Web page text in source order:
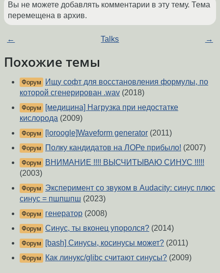
Вы не можете добавлять комментарии в эту тему. Тема
перемещена в архив.
← Talks →
Похожие темы
Форум
Ищу софт для восстановления формулы, по
которой сгенерирован .wav (2018)
Форум
[медицина] Нагрузка при недостатке
кислорода (2009)
Форум [loroogle]Waveform generator (2011)
Форум Полку кандидатов на ЛОРе прибыло! (2007)
Форум
ВНИМАНИЕ !!!! ВЫСЧИТЫВАЮ СИНУС !!!!!
(2003)
Форум
Эксперимент со звуком в Audacity: синус плюс
синус = пшпшпш (2023)
Форум генератор (2008)
Форум Синус, ты вконец упоролся? (2014)
Форум [bash] Синусы, косинусы может? (2011)
Форум Как линукс/glibc считают синусы? (2009)